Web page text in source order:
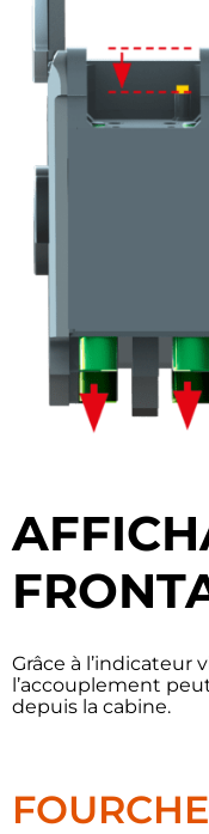
Grâce à l’indicateur
l’accouplement
depuis la cabine.